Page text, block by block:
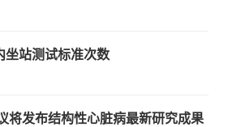
站测试标准次数
将发布结构性心脏病最新研究成果